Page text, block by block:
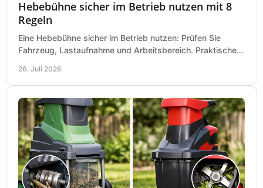
Hebebühne sicher im Betrieb nutzen mit 8
Regeln
Eine Hebebühne sicher im Betrieb nutzen: Prüfen Sie
Fahrzeug, Lastaufnahme und Arbeitsbereich. Praktische
26. Juli 2026